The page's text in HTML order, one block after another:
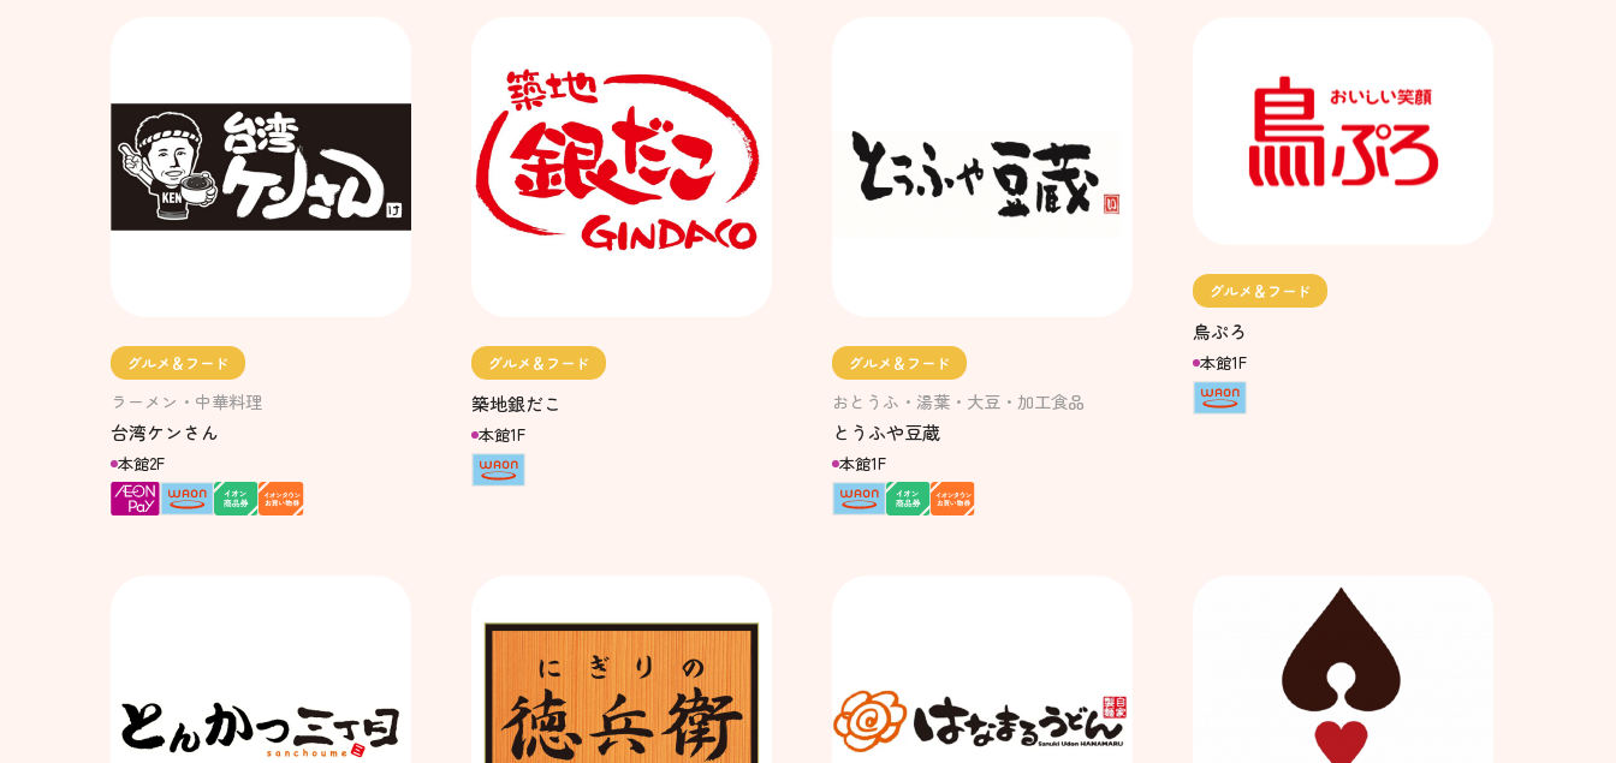
グルメ＆フード
ラーメン・中華料理
台湾ケンさん
本館2F
グルメ＆フード
築地銀だこ
本館1F
グルメ＆フード
おとうふ・湯葉・大豆・加工食品
とうふや豆蔵
本館1F
グルメ＆フード
鳥ぷろ
本館1F